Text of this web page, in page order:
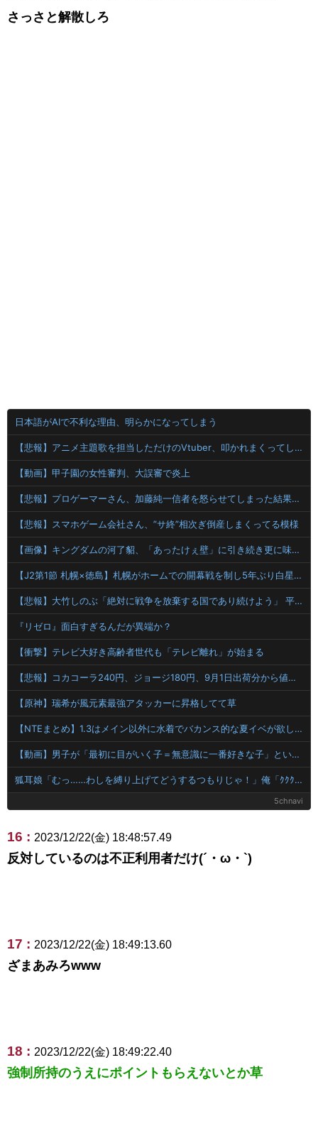
さっさと解散しろ
日本語がAIで不利な理由、明らかになってしまう
【悲報】アニメ主題歌を担当しただけのVtuber、叩かれまくってしまう
【動画】甲子園の女性審判、大誤審で炎上
【悲報】プロゲーマーさん、加藤純一信者を怒らせてしまった結果、好き嫌い5位にwwwwwwww
【悲報】スマホゲーム会社さん、”サ終”相次ぎ倒産しまくってる模様
【画像】キングダムの河了貂、「あったけぇ壁」に引き続き更に味方をぶっ殺す作戦を実行する
【J2第1節 札幌×徳島】札幌がホームでの開幕戦を制し5年ぶり白星発進！新加入のペイショットが1G1Aの活躍
【悲報】大竹しのぶ「絶対に戦争を放棄する国であり続けよう」 平和への思いをつづる 広島に原爆が投下されてから81年
『リゼロ』面白すぎるんだが異端か？
【衝撃】テレビ大好き高齢者世代も「テレビ離れ」が始まる
【悲報】コカコーラ240円、ジョージ180円、9月1日出荷分から値上げ
【原神】瑞希が風元素最強アタッカーに昇格してて草
【NTEまとめ】1.3はメイン以外に水着でバカンス的な夏イベが欲しい
【動画】男子が「最初に目がいく子＝無意識に一番好きな子」という恋愛心理テストｗｗｗｗｗｗｗｗｗｗｗｗｗｗｗ 【Pickup07093031】
狐耳娘「むっ……わしを縛り上げてどうするつもりじゃ！」俺「ｸｸｸ……>>3」
5chnavi
16 : 2023/12/22(金) 18:48:57.49
反対しているのは不正利用者だけ(´・ω・`)
17 : 2023/12/22(金) 18:49:13.60
ざまあみろwww
18 : 2023/12/22(金) 18:49:22.40
強制所持のうえにポイントもらえないとか草